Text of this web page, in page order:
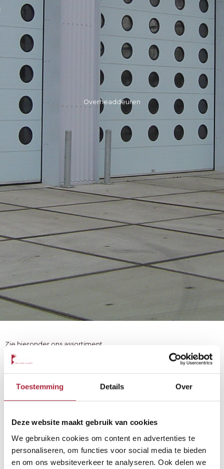
Toestemming Details Over
Deze website maakt gebruik van cookies
We gebruiken cookies om content en advertenties te
personaliseren, om functies voor social media te bieden
en om ons websiteverkeer te analyseren. Ook delen we
Overheaddeuren
Zie hieronder ons assortiment
producten zijn allemaal beschikbaar voor montage en
Overheaddeuren